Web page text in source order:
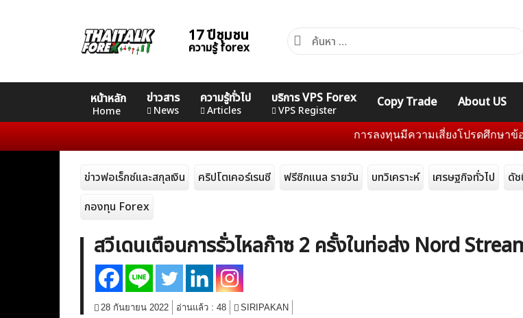
17 ปีชุมชน
ความรู้ forex
ค้นหา
สำหรับ:
หน้าหลัก
Home
ข่าวสาร
News
ความรู้ทั่วไป
Articles
บริการ VPS Forex
VPS Register
Copy Trade About US
VPS Register
คอร์ส
Basic
คอร์ส
Advance
คอร์ส
Professional
คอร์ส
Expert Indicators
การลงทุนมีความเสี่ยงโปรดศึกษาข้อมูลก่
ข่าวฟอเร็กซ์และสกุลเงิน คริปโตเคอร์เรนซี ฟรีซิกแนล รายวัน บทวิเคราะห์ เศรษฐกิจทั่วไป ดั
กองทุน Forex
สวีเดนเตือนการรั่วไหลก๊าซ 2 ครั้งในท่อส่ง Nord
28 กันยายน 2022 อ่านแล้ว : 48 SIRIPAKAN